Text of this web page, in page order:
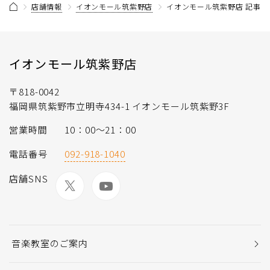
店舗情報 イオンモール筑紫野店 イオンモール筑紫野店 記事一
イオンモール筑紫野店
〒818-0042
福岡県筑紫野市立明寺434-1 イオンモール筑紫野3F
営業時間
10：00～21：00
電話番号
092-918-1040
店舗SNS
音楽教室のご案内